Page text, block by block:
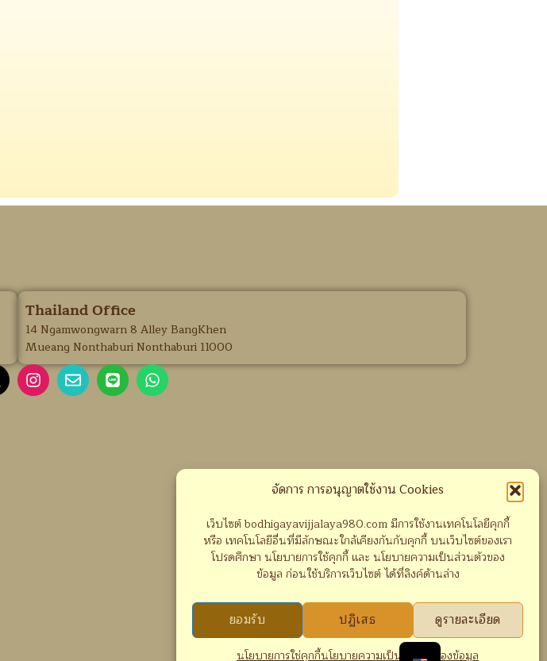
จัดการ การอนุญาตใช้งาน Cookies
เว็บไซต์ bodhigayavijjalaya980.com มีการใช้งานเทคโนโลยีคุกกี้
หรือ เทคโนโลยีอื่นที่มีลักษณะใกล้เคียงกันกับคุกกี้ บนเว็บไซต์ของเรา
โปรดศึกษา นโยบายการใช้คุกกี้ และ นโยบายความเป็นส่วนตัวของ
ข้อมูล ก่อนใช้บริการเว็บไซต์ ได้ที่ลิงค์ด้านล่าง
ยอมรับ ปฏิเสธ ดูรายละเอียด
นโยบายการใช่คุกกี้นโยบายความเป็นส่วนตัวของข้อมูล
Thailand Office
14 Ngamwongwarn 8 Alley BangKhen
Mueang Nonthaburi Nonthaburi 11000